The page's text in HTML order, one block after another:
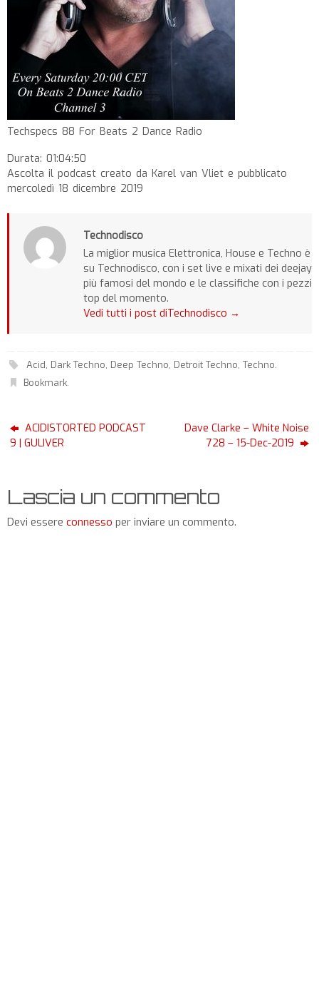
Techspecs 88 For Beats 2 Dance Radio
Durata: 01:04:50
Ascolta il podcast creato da Karel van Vliet e pubblicato
mercoledì 18 dicembre 2019
Technodisco
La miglior musica Elettronica, House e Techno è
su Technodisco, con i set live e mixati dei deejay
più famosi del mondo e le classifiche con i pezzi
top del momento.
Vedi tutti i post diTechnodisco →
Acid, Dark Techno, Deep Techno, Detroit Techno, Techno.
Bookmark.
ACIDISTORTED PODCAST
9 | GULIVER
Dave Clarke – White Noise
728 – 15-Dec-2019
Lascia un commento
Devi essere connesso per inviare un commento.